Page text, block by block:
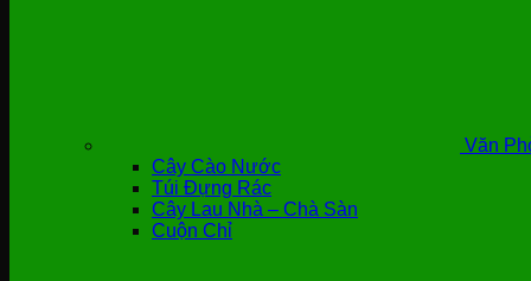
Văn
Cây Cào Nước
Túi Đựng Rác
Cây Lau Nhà – Chà Sàn
Cuộn Chỉ